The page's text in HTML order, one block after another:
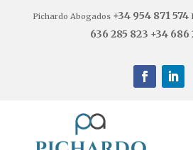
Pichardo Abogados +34 954 871 574
636 285 823 +34 686